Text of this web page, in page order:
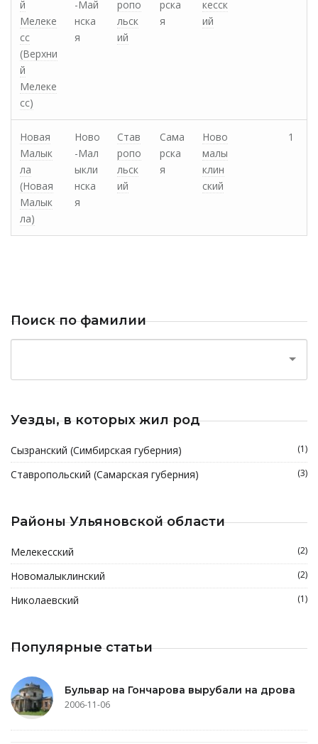
й
Мелеке
сс
(Верхни
й
Мелеке
сс)
-Май
нска
я
ропо
льск
ий
рска
я
кесск
ий
Новая
Малык
ла
(Новая
Малык
ла)
Ново
-Мал
ыкли
нска
я
Став
ропо
льск
ий
Сама
рска
я
Ново
малы
клин
ский
1
Поиск по фамилии
Уезды, в которых жил род
Сызранский (Симбирская губерния) (1)
Ставропольский (Самарская губерния) (3)
Районы Ульяновской области
Мелекесский (2)
Новомалыклинский (2)
Николаевский (1)
Популярные статьи
Бульвар на Гончарова вырубали на дрова
2006-11-06